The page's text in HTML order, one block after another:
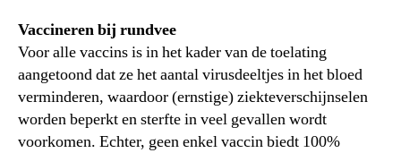
Vaccineren bij rundvee
Voor alle vaccins is in het kader van de toelating
aangetoond dat ze het aantal virusdeeltjes in het bloed
verminderen, waardoor (ernstige) ziekteverschijnselen
worden beperkt en sterfte in veel gevallen wordt
voorkomen. Echter, geen enkel vaccin biedt 100%